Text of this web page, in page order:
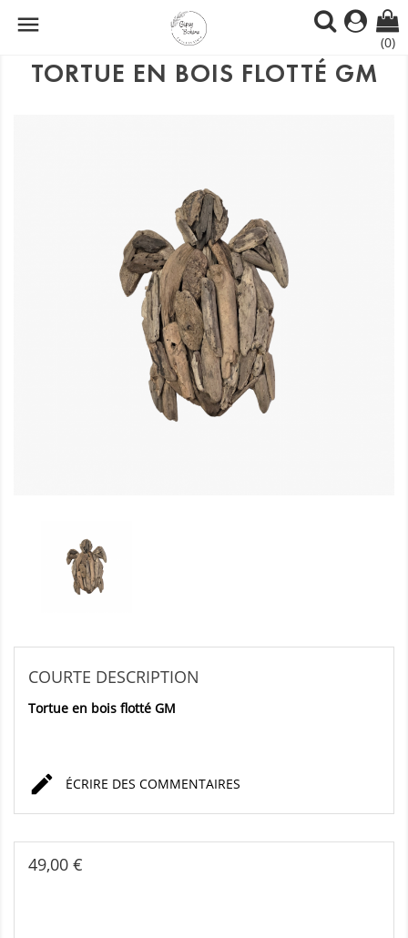

(0)
TORTUE EN BOIS FLOTTÉ GM
COURTE DESCRIPTION
Tortue en bois flotté GM
 ÉCRIRE DES COMMENTAIRES
49,00 €